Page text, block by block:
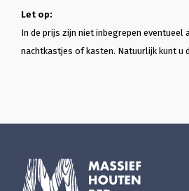
Let op:
In de prijs zijn niet inbegrepen
nachtkastjes of kasten. Natuurlijk kunt u